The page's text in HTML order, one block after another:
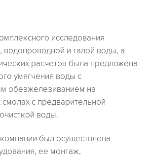
исследования
водопроводной и талой воды, а
расчетов была предложена
умягчения воды с
обезжелезиванием на
с предварительной
воды.
был осуществлена
ее монтаж,